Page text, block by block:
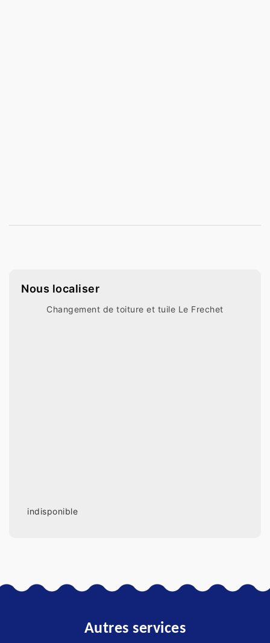
Nous localiser
Changement de toiture et tuile Le Frechet
indisponible
Autres services